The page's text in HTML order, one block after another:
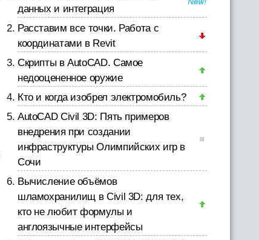
данных и интеграция
Расставим все точки. Работа с
координатами в Revit
Скрипты в AutoCAD. Самое
недооцененное оружие
Кто и когда изобрел электромобиль?
AutoCAD Civil 3D: Пять примеров
внедрения при создании
инфраструктуры Олимпийских игр в
Сочи
Вычисление объёмов
шламохранилищ в Civil 3D: для тех,
кто не любит формулы и
англоязычные интерфейсы